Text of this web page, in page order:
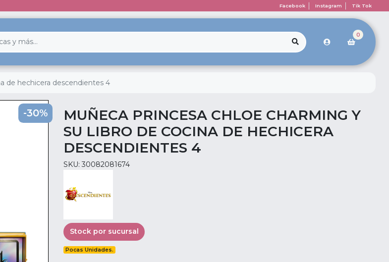
Facebook Instagram Tik Tok
0
de hechicera descendientes 4
-30%
MUÑECA PRINCESA CHLOE CHARMING Y
SU LIBRO DE COCINA DE HECHICERA
DESCENDIENTES 4
SKU: 30082081674
Stock por sucursal
Pocas Unidades.